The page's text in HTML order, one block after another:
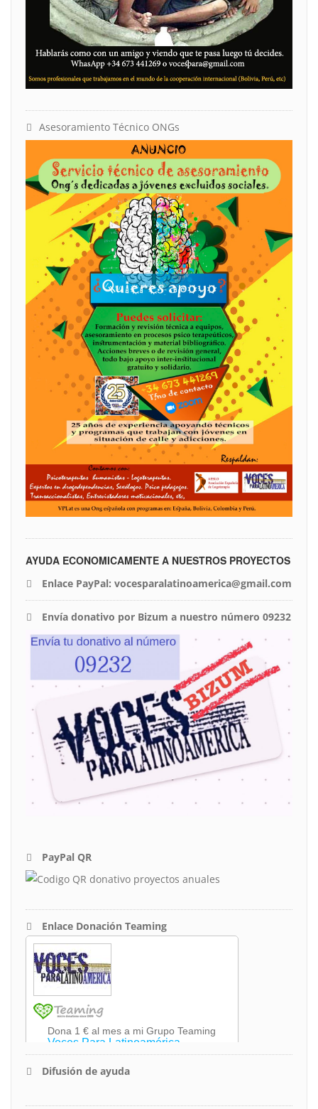
Asesoramiento Técnico ONGs
AYUDA ECONOMICAMENTE A NUESTROS PROYECTOS
Enlace PayPal: vocesparalatinoamerica@gmail.com
Envía donativo por Bizum a nuestro número 09232
PayPal QR
Enlace Donación Teaming
Difusión de ayuda